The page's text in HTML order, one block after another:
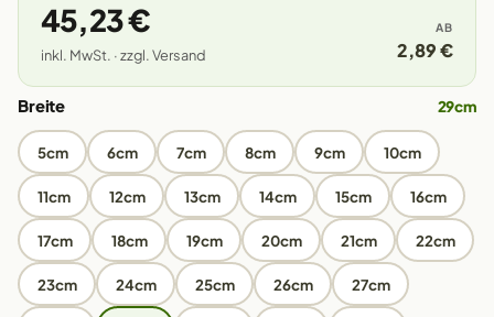
45,23 €
inkl. MwSt. · zzgl. Versand
AB
2,89 €
Breite 29cm
5cm 6cm 7cm 8cm 9cm 10cm
11cm 12cm 13cm 14cm 15cm 16cm
17cm 18cm 19cm 20cm 21cm 22cm
23cm 24cm 25cm 26cm 27cm